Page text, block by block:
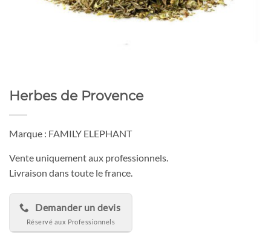
Herbes de Provence
Marque : FAMILY ELEPHANT
Vente uniquement aux professionnels.
Livraison dans toute le france.
Demander un devis